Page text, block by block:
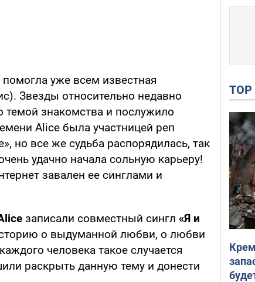
уже всем известная
Звезды относительно недавно
темой знакомства и послужило
Alice была участницей реп
но все же судьба распорядилась, так
удачно начала сольную карьеру!
завален ее синглами и
записали совместный сингл «Я и
о выдуманной любви, о любви
человека такое случается
раскрыть данную тему и донести